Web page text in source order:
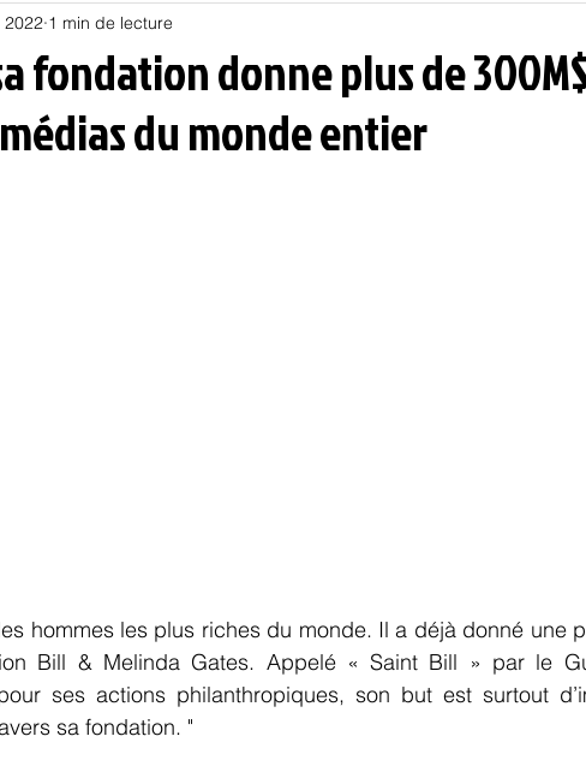
Habitat Hors piste
Psychologie Résilience
fondation donne plus de
du monde entier
2022 1 min de lecture
hommes les plus riches du monde. Il a déjà donné une
Bill & Melinda Gates. Appelé « Saint Bill » par le
ses actions philanthropiques, son but est surtout
sa fondation. "